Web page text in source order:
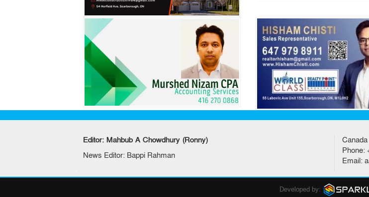
Editor: Mahbub A Chowdhury (Ronny)
News Editor: Bappi Rahman
Phone:
Email:
Developed by: